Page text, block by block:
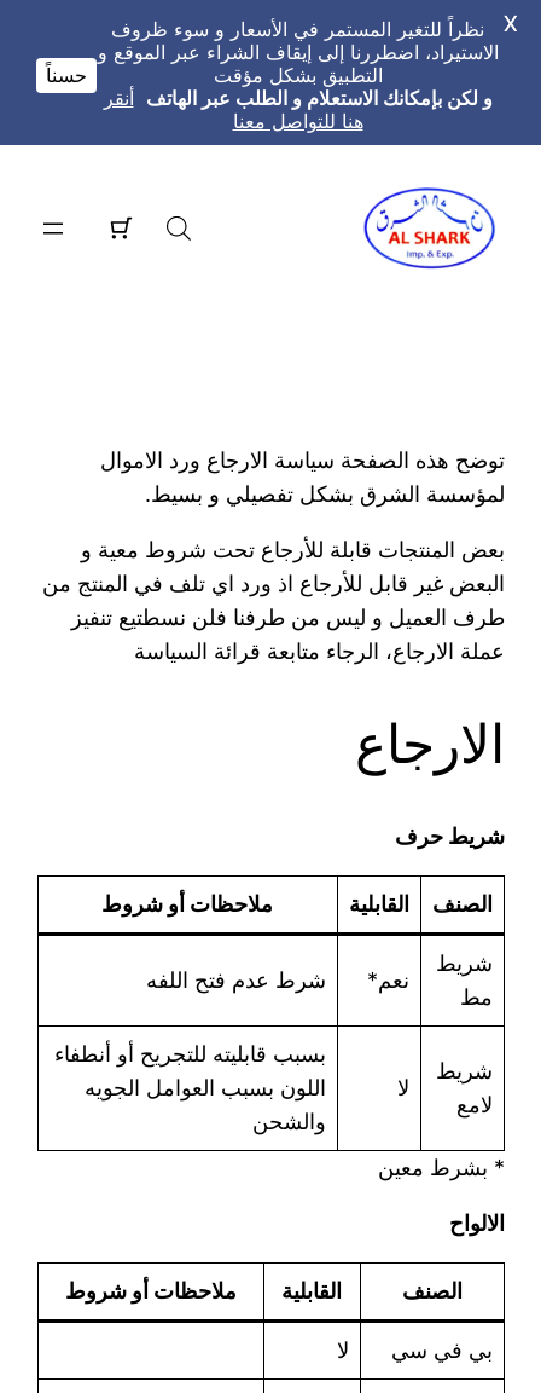
المحتوى
توضح هذه الصفحة سياسة الارجاع ورد الاموال
لمؤسسة الشرق بشكل تفصيلي و بسيط.
بعض المنتجات قابلة للأرجاع تحت شروط معية و
البعض غير قابل للأرجاع اذ ورد اي تلف في المنتج من
طرف العميل و ليس من طرفنا فلن نسطتيع تنفيز
عملة الارجاع، الرجاء متابعة قرائة السياسة
الارجاع
شريط حرف
الصنف القابلية ملاحظات أو شروط
شريط
مط
نعم* شرط عدم فتح اللفه
شريط
لامع
لا
بسبب قابليته للتجريح أو أنطفاء
اللون بسبب العوامل الجويه
والشحن
* بشرط معين
الالواح
الصنف القابلية ملاحظات أو شروط
بي في سي لا
نظراً للتغير المستمر في الأسعار و سوء ظروف
الاستيراد، اضطررنا إلى إيقاف الشراء عبر الموقع و
التطبيق بشكل مؤقت
و لكن بإمكانك الاستعلام و الطلب عبر الهاتف أنقر
هنا للتواصل معنا
حسناً
X